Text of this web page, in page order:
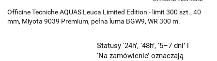
Officine Tecniche AQUAS Leuca Limited Edition - limit 300 szt., 40
mm, Miyota 9039 Premium, pełna luma BGW9, WR 300 m.
Statusy ‘24h’, ‘48h’, ‘5–7 dni’ i
‘Na zamówienie’ oznaczają